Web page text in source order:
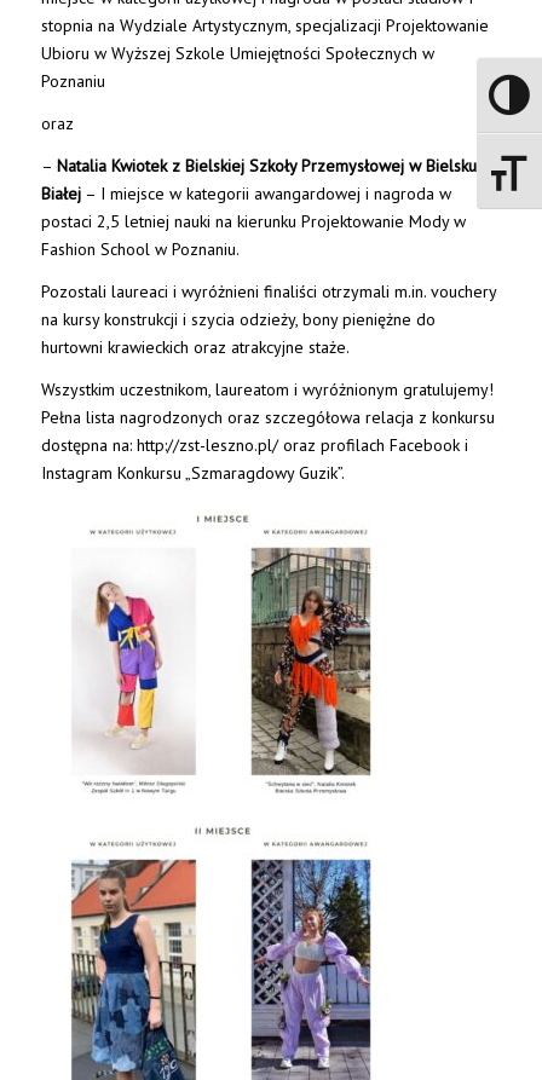
stopnia na Wydziale Artystycznym, specjalizacji Projektowanie
Ubioru w Wyższej Szkole Umiejętności Społecznych w
Poznaniu
oraz
– Natalia Kwiotek z Bielskiej Szkoły Przemysłowej w Bielsku-
Białej– I miejsce w kategorii awangardowej i nagroda w
postaci 2,5 letniej nauki na kierunku Projektowanie Mody w
Fashion School w Poznaniu.
Pozostali laureaci i wyróżnieni finaliści otrzymali m.in. vouchery
na kursy konstrukcji i szycia odzieży, bony pieniężne do
hurtowni krawieckich oraz atrakcyjne staże.
Wszystkim uczestnikom, laureatom i wyróżnionym gratulujemy!
Pełna lista nagrodzonych oraz szczegółowa relacja z konkursu
dostępna na: http://zst-leszno.pl/ oraz profilach Facebook i
Instagram Konkursu „Szmaragdowy Guzik”.